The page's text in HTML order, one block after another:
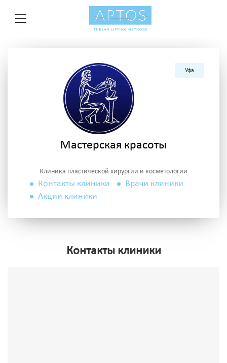
Уфа
Мастерская красоты
Клиника пластической хирургии и косметологии
Контакты клиники
Врачи клиники
Акции клиники
Контакты клиники